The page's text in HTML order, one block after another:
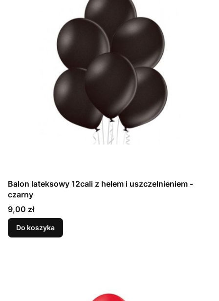
Balon lateksowy 12cali z helem i uszczelnieniem -
czarny
Cena
9,00 zł
Do koszyka